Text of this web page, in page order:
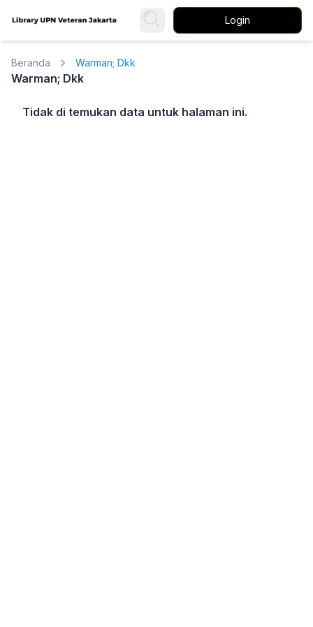
Login
Beranda Warman; Dkk
Warman; Dkk
Tidak di temukan data untuk halaman ini.